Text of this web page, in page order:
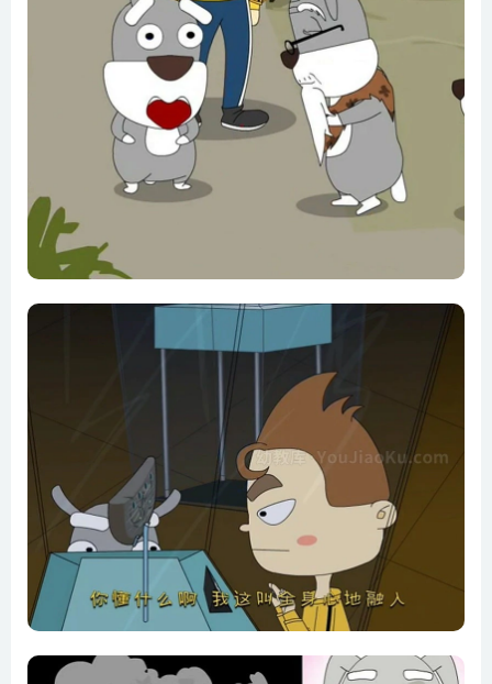
第11集 治疗
第12集 修复圣物
第13集 生存危机
第14集 绝地逢生
第15集 争执
第16集 洞穴探险
第17集 炎的烦恼
第18集 暴动的森林
第19集 真相大白
第23集 惊天秘密
第24集 行动失败
第25集 营救行动
第26集 危急时刻
第27集 多事之夜
第28集 两族对抗
第29集 大战在即
第30集 对阵